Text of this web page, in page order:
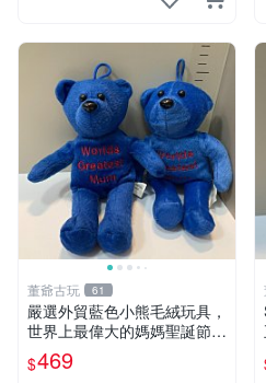
董爺古玩 61
嚴選外貿藍色小熊毛絨玩具，
世界上最偉大的媽媽聖誕節推
薦禮物 五角星 兒童玩具 母親
節
$469